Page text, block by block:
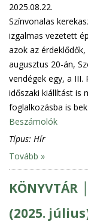
2025.08.22.
Színvonalas
izgalmas vezetett
azok az
augusztus 20-án,
vendégek egy, a
időszaki kiállítást is
foglalkozásba is
Beszámolók
Típus: Hír
Tovább »
(2025.